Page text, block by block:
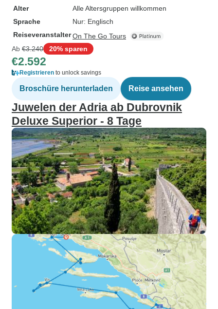
Alter
Alle Altersgruppen willkommen
Sprache
Nur: Englisch
ReiseveranstalterOn The Go Tours
Ab €3.240 20% sparen
€2.592
Registrieren to unlock savings
Broschüre herunterladen Reise ansehen
Juwelen der Adria ab Dubrovnik
Deluxe Superior - 8 Tage